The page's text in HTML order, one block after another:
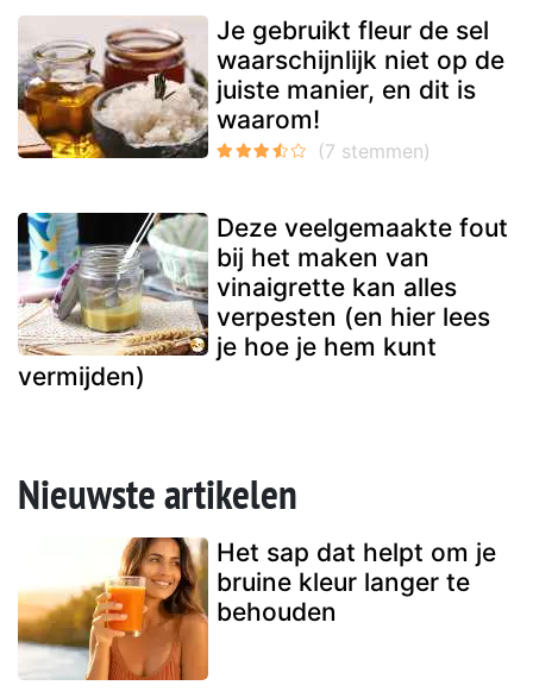
Je gebruikt fleur de sel
waarschijnlijk niet op de
juiste manier, en dit is
waarom!
Deze veelgemaakte fout
bij het maken van
vinaigrette kan alles
verpesten (en hier lees
je hoe je hem kunt
vermijden)
Nieuwste artikelen
Het sap dat helpt om je
bruine kleur langer te
behouden